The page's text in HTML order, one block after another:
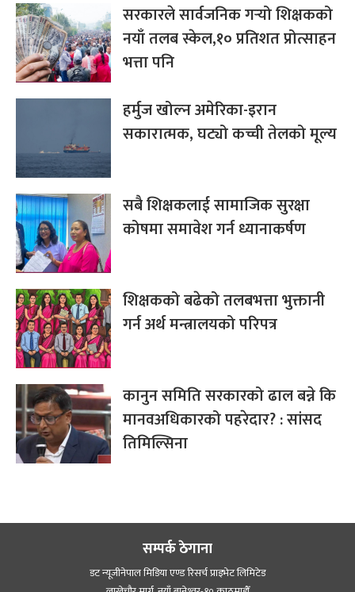
सरकारले सार्वजनिक गर्‍यो शिक्षकको
नयाँ तलब स्केल,१० प्रतिशत प्रोत्साहन
भत्ता पनि
हर्मुज खोल्न अमेरिका-इरान
सकारात्मक, घट्यो कच्ची तेलको मूल्य
सबै शिक्षकलाई सामाजिक सुरक्षा
कोषमा समावेश गर्न ध्यानाकर्षण
शिक्षकको बढेको तलबभत्ता भुक्तानी
गर्न अर्थ मन्त्रालयको परिपत्र
कानुन समिति सरकारको ढाल बन्ने कि
मानवअधिकारको पहरेदार? : सांसद
तिमिल्सिना
सम्पर्क ठेगाना
डट न्यूजीनेपाल मिडिया एण्ड रिसर्च प्राइभेट लिमिटेड